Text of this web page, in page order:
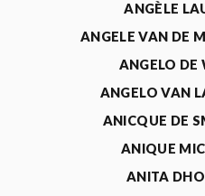
ANGÈLE
ANGELE VAN DE
ANGELO DE
ANGELO VAN
ANICQUE DE
ANIQUE
ANITA